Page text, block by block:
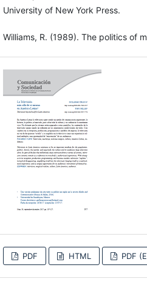
University of New York Press.
Williams, R. (1989). The politics of
PDF HTML PDF